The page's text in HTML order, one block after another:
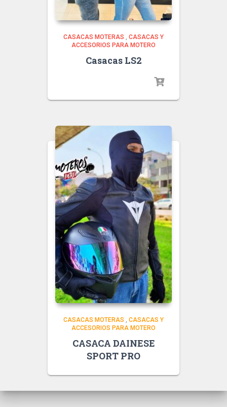
CASACAS MOTERAS , CASACAS Y
ACCESORIOS PARA MOTERO
Casacas LS2
CASACAS MOTERAS , CASACAS Y
ACCESORIOS PARA MOTERO
CASACA DAINESE
SPORT PRO